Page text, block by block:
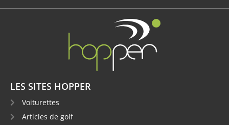
LES SITES HOPPER
Voiturettes
Articles de golf